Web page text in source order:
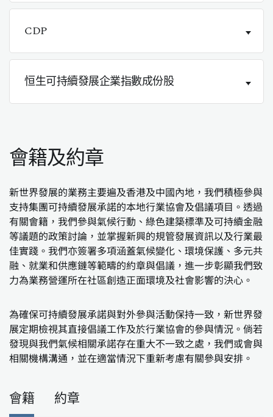
CDP
恒生可持續發展企業指數成份股
會籍及約章
新世界發展的業務主要遍及香港及中國內地，我們積極參與
支持集團可持續發展承諾的本地行業協會及倡議項目。透過
有關會籍，我們參與氣候行動、綠色建築標準及可持續金融
等議題的政策討論，並掌握新興的規管發展資訊以及行業最
佳實踐。我們亦簽署多項涵蓋氣候變化、環境保護、多元共
融、就業和供應鏈等範疇的約章與倡議，進一步彰顯我們致
力為業務營運所在社區創造正面環境及社會影響的決心。
為確保可持續發展承諾與對外參與活動保持一致，新世界發
展定期檢視其直接倡議工作及於行業協會的參與情況。倘若
發現與我們氣候相關承諾存在重大不一致之處，我們或會與
相關機構溝通，並在適當情況下重新考慮有關參與安排。
會籍 約章